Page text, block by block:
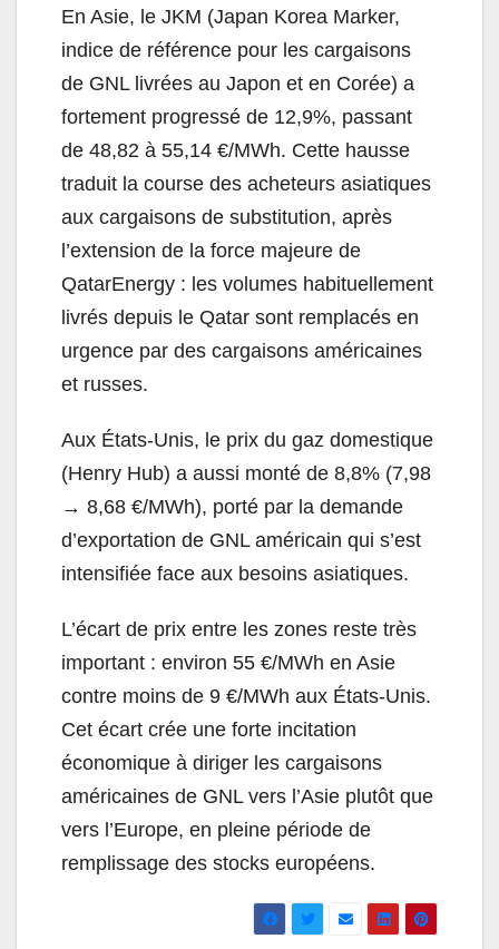
En Asie, le JKM (Japan Korea Marker,
indice de référence pour les cargaisons
de GNL livrées au Japon et en Corée) a
fortement progressé de 12,9%, passant
de 48,82 à 55,14 €/MWh. Cette hausse
traduit la course des acheteurs asiatiques
aux cargaisons de substitution, après
l’extension de la force majeure de
QatarEnergy : les volumes habituellement
livrés depuis le Qatar sont remplacés en
urgence par des cargaisons américaines
et russes.
Aux États-Unis, le prix du gaz domestique
(Henry Hub) a aussi monté de 8,8% (7,98
→ 8,68 €/MWh), porté par la demande
d’exportation de GNL américain qui s’est
intensifiée face aux besoins asiatiques.
L’écart de prix entre les zones reste très
important : environ 55 €/MWh en Asie
contre moins de 9 €/MWh aux États-Unis.
Cet écart crée une forte incitation
économique à diriger les cargaisons
américaines de GNL vers l’Asie plutôt que
vers l’Europe, en pleine période de
remplissage des stocks européens.